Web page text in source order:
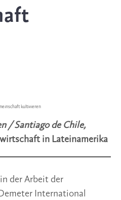
kultivieren
/ Santiago de Chile,
in Lateinamerika
der Arbeit der
International